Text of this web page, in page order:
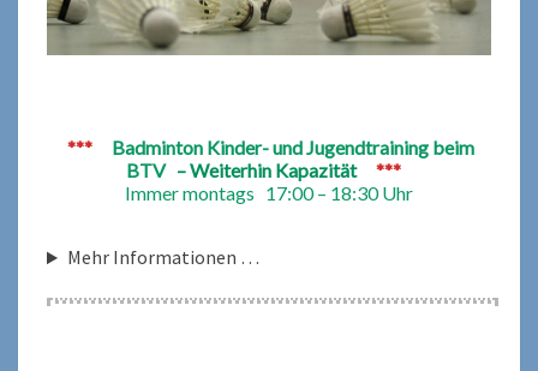
***
Badminton Kinder- und Jugendtraining beim
BTV – Weiterhin Kapazität
***
Immer montags 17:00 – 18:30 Uhr
Mehr Informationen …